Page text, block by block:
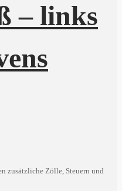
– links
zusätzliche Zölle, Steuern und